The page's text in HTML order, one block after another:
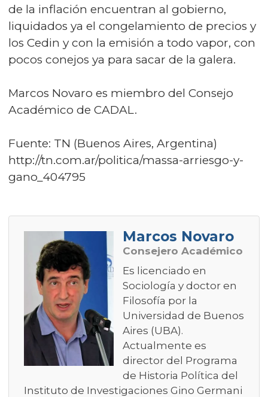
de la inflación encuentran al gobierno,
liquidados ya el congelamiento de precios y
los Cedin y con la emisión a todo vapor, con
pocos conejos ya para sacar de la galera.
Marcos Novaro es miembro del Consejo
Académico de CADAL.
Fuente: TN (Buenos Aires, Argentina)
http://tn.com.ar/politica/massa-arriesgo-y-
gano_404795
Marcos Novaro
Consejero Académico
Es licenciado en
Sociología y doctor en
Filosofía por la
Universidad de Buenos
Aires (UBA).
Actualmente es
director del Programa
de Historia Política del
Instituto de Investigaciones Gino Germani